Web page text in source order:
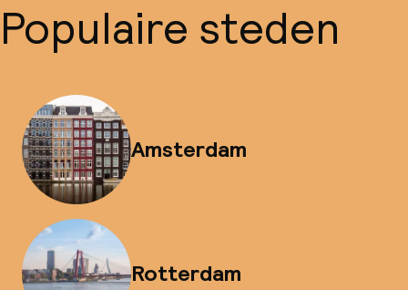
Populaire steden
Amsterdam
Rotterdam